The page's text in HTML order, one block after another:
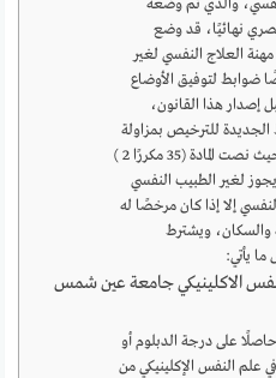
والذي تم وضعه
نهائيًا، قد وضع
العلاج النفسي لغير
ضوابط لتوفيق الأوضاع
إصدار هذا القانون،
للترخيص بمزاولة
مهنة العلاج النفسي. حيث نصت المادة (35 مكررًا 2 )
لغير الطبيب النفسي
إلا إذا كان مرخصًا له
والسكان، ويشترط
يأتي:
الاكلينيكي جامعة عين شمس
على درجة الدبلوم أو
في علم النفس الإكلينيكي من